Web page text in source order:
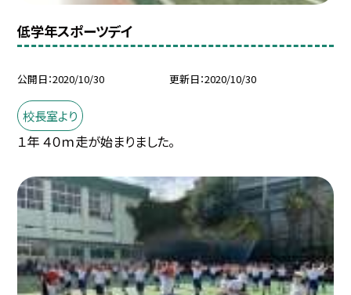
低学年スポーツデイ
公開日 2020/10/30 更新日 2020/10/30
校長室より
１年 ４０ｍ走が始まりました。